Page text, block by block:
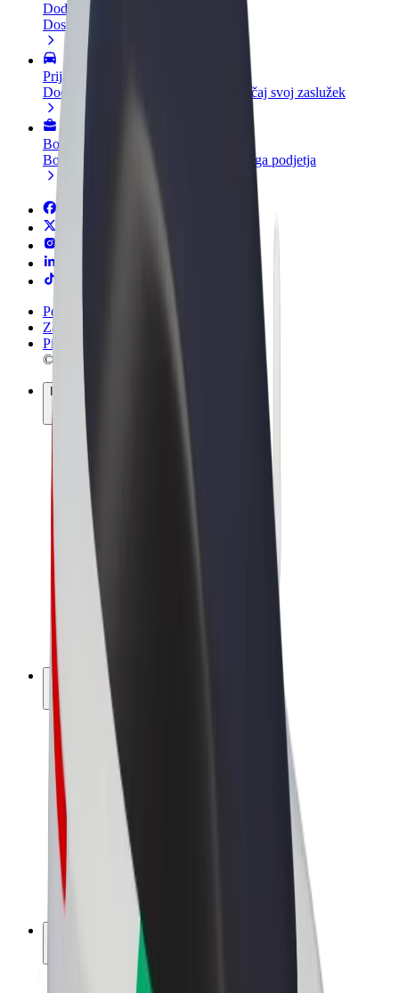
Dodaj restavracijo ali trgovino
Dosezi več strank in zvišaj zaslužek
Prijavi se kot lastnik voznega parka
Dodaj svoj vozni park v Bolt in povečaj svoj zaslužek
Bolt za podjetja
Boltovi izdelki in storitve za rast tvojega podjetja
Pogoji poslovanja
Zasebnost
Piškotki
© 2026 Bolt Technology OÜ
Vožnje
Skiroji
Bolt Market
Bolt Hrana
Bolt Drive
Bolt za podjetja
E-kolesa
Bolt Plus
Zasluži z Bolt
Vozniki
Zaslužki za voznike
Dostavljavci
Zaslužki za dostavljavce
Ponudniki Bolt Food
Vozni parki
Zaposlitve